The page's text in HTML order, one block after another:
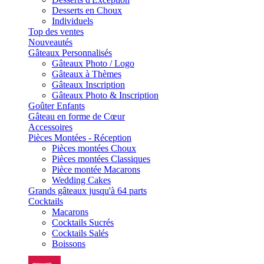
Desserts en Choux
Individuels
Top des ventes
Nouveautés
Gâteaux Personnalisés
Gâteaux Photo / Logo
Gâteaux à Thèmes
Gâteaux Inscription
Gâteaux Photo & Inscription
Goûter Enfants
Gâteau en forme de Cœur
Accessoires
Pièces Montées - Réception
Pièces montées Choux
Pièces montées Classiques
Pièce montée Macarons
Wedding Cakes
Grands gâteaux jusqu'à 64 parts
Cocktails
Macarons
Cocktails Sucrés
Cocktails Salés
Boissons